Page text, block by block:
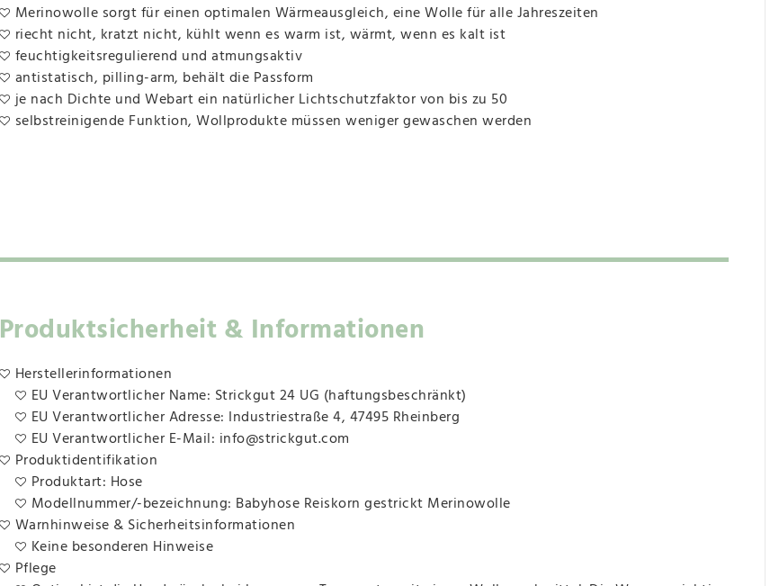
Merinowolle sorgt für einen optimalen Wärmeausgleich, eine Wolle für alle Jahreszeiten
riecht nicht, kratzt nicht, kühlt wenn es warm ist, wärmt, wenn es kalt ist
feuchtigkeitsregulierend und atmungsaktiv
antistatisch, pilling-arm, behält die Passform
je nach Dichte und Webart ein natürlicher Lichtschutzfaktor von bis zu 50
selbstreinigende Funktion, Wollprodukte müssen weniger gewaschen werden
Produktsicherheit & Informationen
Herstellerinformationen
EU Verantwortlicher Name: Strickgut 24 UG (haftungsbeschränkt)
EU Verantwortlicher Adresse: Industriestraße 4, 47495 Rheinberg
EU Verantwortlicher E-Mail: info@strickgut.com
Produktidentifikation
Produktart: Hose
Modellnummer/-bezeichnung: Babyhose Reiskorn gestrickt Merinowolle
Warnhinweise & Sicherheitsinformationen
Keine besonderen Hinweise
Pflege